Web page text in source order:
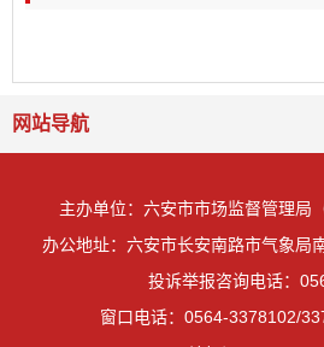
网站导航
主办单位：六安市市场监督管理局
办公地址：六安市长安南路市气象局
投诉举报咨询电话：
窗口电话：0564-3378102/